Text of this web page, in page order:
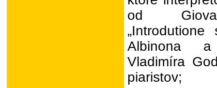
od
„Introdutione
Albinona a
Vladimíra
piaristov;